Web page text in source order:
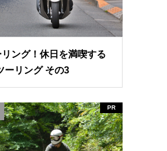
ング！休日を満喫する
ーリング その3
PR